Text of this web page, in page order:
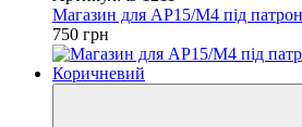
Магазин для АР15/М4 під
750 грн